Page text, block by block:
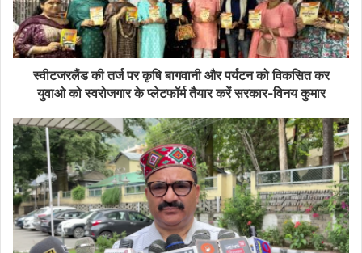
स्वीटजरलैंड की तर्ज पर कृषि बागवानी और पर्यटन को विकसित कर
युवाओ को स्वरोजगार के प्लेटफॉर्म तैयार करें सरकार-विनय कुमार